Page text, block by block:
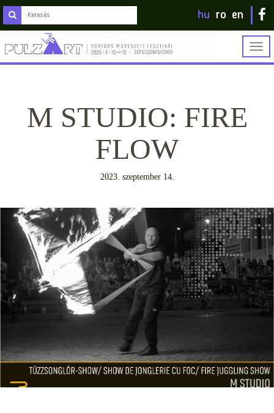
hu ro en
M STUDIO: FIRE
FLOW
2023. szeptember 14.